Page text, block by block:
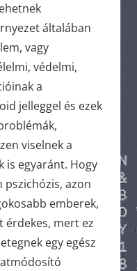
általában
vagy
védelmi,
a
jelleggel és ezek
viselnek a
is egyaránt. Hogy
pszichózis, azon
emberek,
érdekes, mert ez
egy egész